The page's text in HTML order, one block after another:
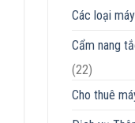
Các loại
Cẩm nang
(22)
Cho thuê